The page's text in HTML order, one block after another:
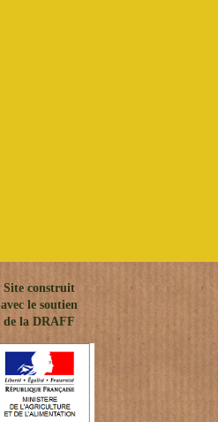
Site construit
avec le soutien
de la DRAFF